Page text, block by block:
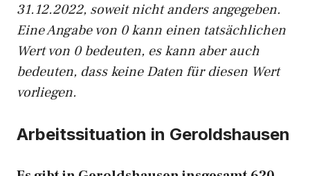
31.12.2022, soweit nicht anders angegeben.
Eine Angabe von 0 kann einen tatsächlichen
Wert von 0 bedeuten, es kann aber auch
bedeuten, dass keine Daten für diesen Wert
vorliegen.
Arbeitssituation in Geroldshausen